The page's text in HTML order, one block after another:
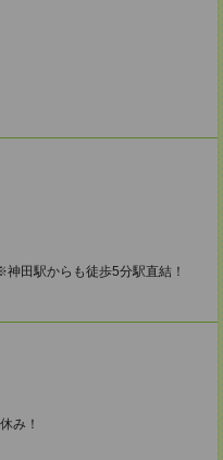
田駅からも徒歩5分駅直結！
み！